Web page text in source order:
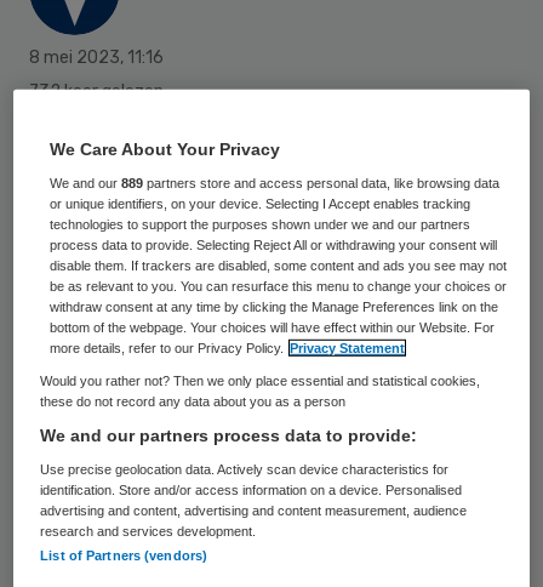
8 mei 2023, 11:16
732 keer gelezen
Softwareleverancier Health Cloud Initiative
(HCI) heeft NICE Software (NICE)
overgenomen, waardoor het eigenaar
wordt van de platformen paraNICE en NICE
Connect. Hiermee breidt HCI zijn
activiteiten in de paramedische zorg en
revalidatiezorg verder uit. Na de overname
werken meer dan 21.000 zorgverleners
dagelijks met softwarediensten van Health
Cloud Initiative.
De overname volgt op een eerdere
We Care About Your Privacy
We and our889 partners store and access personal data, like browsing data
or unique identifiers, on your device. Selecting I Accept enables tracking
technologies to support the purposes shown under we and our partners
process data to provide. Selecting Reject All or withdrawing your consent will
disable them. If trackers are disabled, some content and ads you see may not
be as relevant to you. You can resurface this menu to change your choices or
withdraw consent at any time by clicking the Manage Preferences link on the
bottom of the webpage. Your choices will have effect within our Website. For
more details, refer to our Privacy Policy.
Privacy Statement
Would you rather not? Then we only place essential and statistical cookies,
these do not record any data about you as a person
We and our partners process data to provide:
Use precise geolocation data. Actively scan device characteristics for
identification. Store and/or access information on a device. Personalised
advertising and content, advertising and content measurement, audience
research and services development.
List of Partners (vendors)